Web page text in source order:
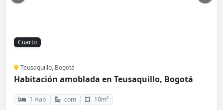
Cuarto
Teusaquillo, Bogotá
Habitación amoblada en Teusaquillo, Bogotá
1 Hab com 10m²